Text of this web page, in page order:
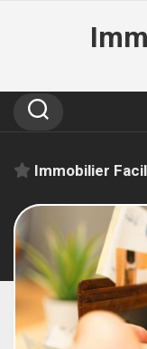
Immobilier